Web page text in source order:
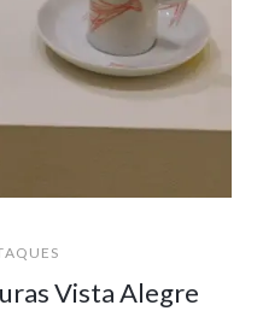
Vista Alegre